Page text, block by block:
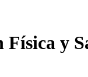
Física y